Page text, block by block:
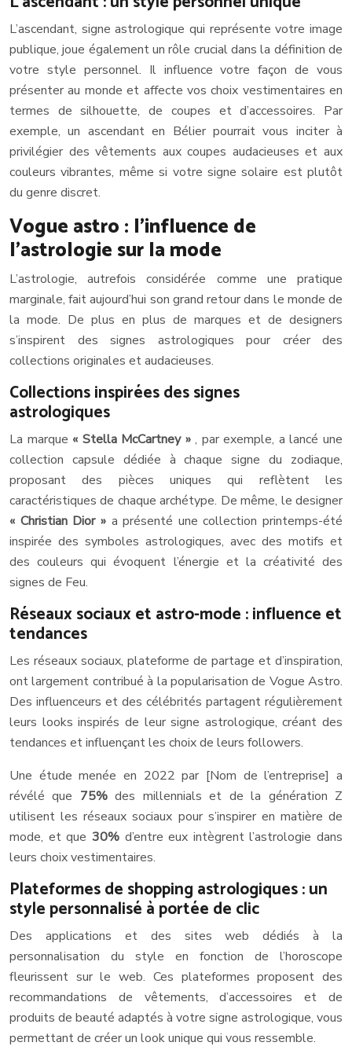
L’ascendant, signe astrologique qui représente votre image
publique, joue également un rôle crucial dans la définition de
votre style personnel. Il influence votre façon de vous
présenter au monde et affecte vos choix vestimentaires en
termes de silhouette, de coupes et d’accessoires. Par
exemple, un ascendant en Bélier pourrait vous inciter à
privilégier des vêtements aux coupes audacieuses et aux
couleurs vibrantes, même si votre signe solaire est plutôt
du genre discret.
Vogue astro : l’influence de
l’astrologie sur la mode
L’astrologie, autrefois considérée comme une pratique
marginale, fait aujourd’hui son grand retour dans le monde de
la mode. De plus en plus de marques et de designers
s’inspirent des signes astrologiques pour créer des
collections originales et audacieuses.
Collections inspirées des signes
astrologiques
La marque « Stella McCartney », par exemple, a lancé une
collection capsule dédiée à chaque signe du zodiaque,
proposant des pièces uniques qui reflètent les
caractéristiques de chaque archétype. De même, le designer
« Christian Dior » a présenté une collection printemps-été
inspirée des symboles astrologiques, avec des motifs et
des couleurs qui évoquent l’énergie et la créativité des
signes de Feu.
Réseaux sociaux et astro-mode : influence et
tendances
Les réseaux sociaux, plateforme de partage et d’inspiration,
ont largement contribué à la popularisation de Vogue Astro.
Des influenceurs et des célébrités partagent régulièrement
leurs looks inspirés de leur signe astrologique, créant des
tendances et influençant les choix de leurs followers.
Une étude menée en 2022 par [Nom de l’entreprise] a
révélé que 75%des millennials et de la génération Z
utilisent les réseaux sociaux pour s’inspirer en matière de
mode, et que 30% d’entre eux intègrent l’astrologie dans
leurs choix vestimentaires.
Plateformes de shopping astrologiques : un
style personnalisé à portée de clic
Des applications et des sites web dédiés à la
personnalisation du style en fonction de l’horoscope
fleurissent sur le web. Ces plateformes proposent des
recommandations de vêtements, d’accessoires et de
produits de beauté adaptés à votre signe astrologique, vous
permettant de créer un look unique qui vous ressemble.